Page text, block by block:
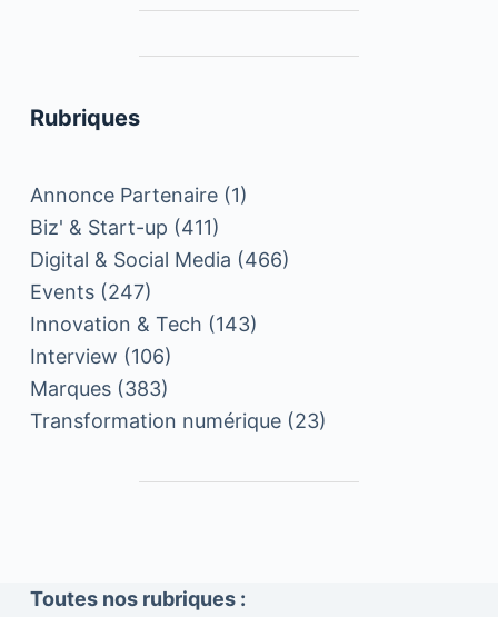
Rubriques
Annonce Partenaire(1)
Biz' & Start-up (411)
Digital & Social Media (466)
Events(247)
Innovation & Tech (143)
Interview (106)
Marques(383)
Transformation numérique(23)
Toutes nos rubriques :